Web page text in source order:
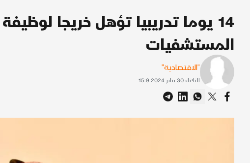
14 يوما تدريبيا تؤهل خريجا
المستشفيات
"الاقتصادية"
الثلاثاء 30 يناير 2024 15:9